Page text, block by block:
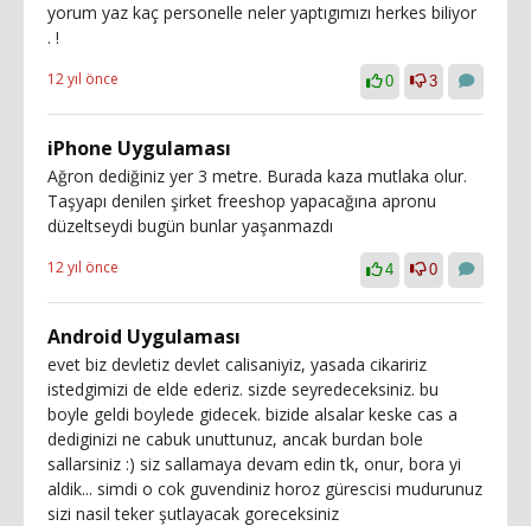
yorum yaz kaç personelle neler yaptıgımızı herkes biliyor
. !
12 yıl önce 0 3
iPhone Uygulaması
Ağron dediğiniz yer 3 metre. Burada kaza mutlaka olur.
Taşyapı denilen şirket freeshop yapacağına apronu
düzeltseydi bugün bunlar yaşanmazdı
12 yıl önce 4 0
Android Uygulaması
evet biz devletiz devlet calisaniyiz, yasada cikaririz
istedgimizi de elde ederiz. sizde seyredeceksiniz. bu
boyle geldi boylede gidecek. bizide alsalar keske cas a
dediginizi ne cabuk unuttunuz, ancak burdan bole
sallarsiniz :) siz sallamaya devam edin tk, onur, bora yi
aldik... simdi o cok guvendiniz horoz gürescisi mudurunuz
sizi nasil teker şutlayacak goreceksiniz